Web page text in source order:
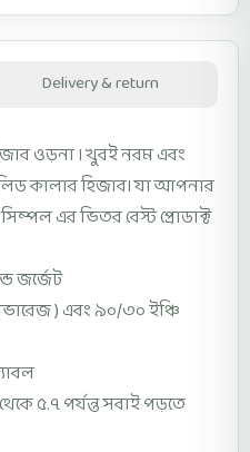
Delivery & return
ওড়না । খুবই নরম এবং
কালার হিজাব। যা আপনার
এর ভিতর বেস্ট প্রোডাক্ট
জর্জেট
) এবং ৯০/৩০ ইঞ্চি
৫.৭ পর্যন্ত সবাই পড়তে